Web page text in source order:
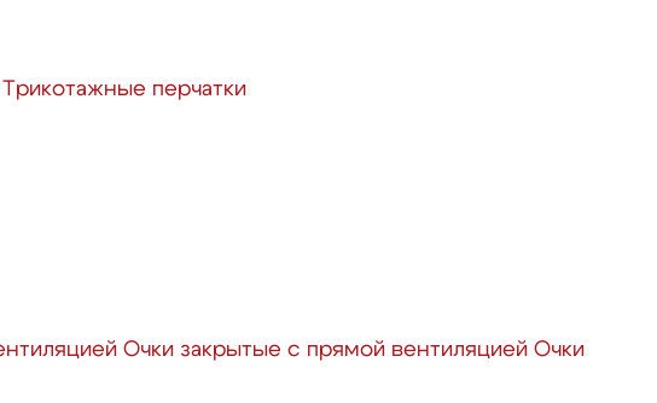
Трикотажные перчатки
Очки закрытые с прямой вентиляцией Очки